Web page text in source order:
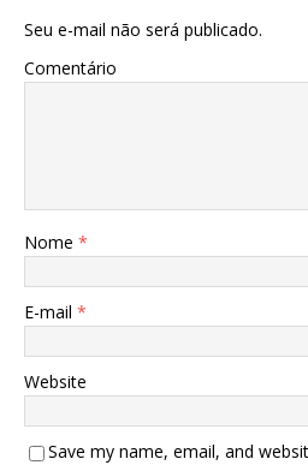
Seu e-mail não será publicado.
Comentário
Nome *
E-mail *
Website
Save my name, email, and